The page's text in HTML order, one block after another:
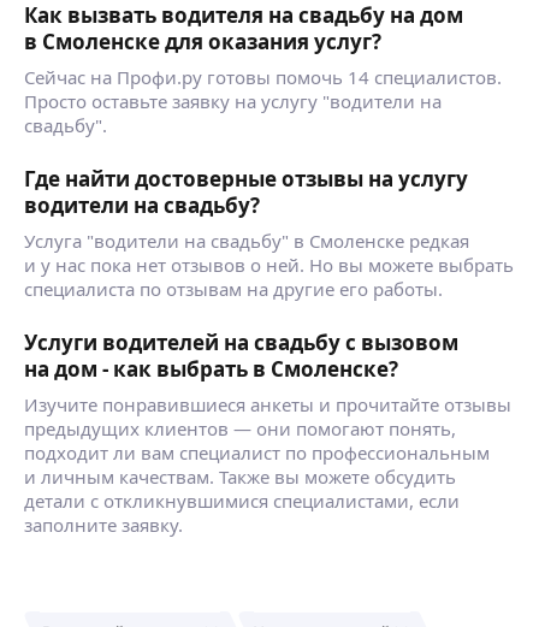
Как вызвать водителя на свадьбу на дом
в Смоленске для оказания услуг?
Сейчас на Профи.ру готовы помочь 14 специалистов.
Просто оставьте заявку на услугу "водители на
свадьбу".
Где найти достоверные отзывы на услугу
водители на свадьбу?
Услуга "водители на свадьбу" в Смоленске редкая
и у нас пока нет отзывов о ней. Но вы можете выбрать
специалиста по отзывам на другие его работы.
Услуги водителей на свадьбу с вызовом
на дом - как выбрать в Смоленске?
Изучите понравившиеся анкеты и прочитайте отзывы
предыдущих клиентов — они помогают понять,
подходит ли вам специалист по профессиональным
и личным качествам. Также вы можете обсудить
детали с откликнувшимися специалистами, если
заполните заявку.